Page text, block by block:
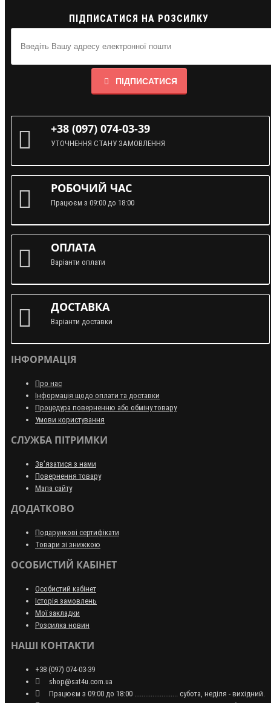
ПІДПИСАТИСЯ НА РОЗСИЛКУ
ПІДПИСАТИСЯ
+38 (097) 074-03-39
УТОЧНЕННЯ СТАНУ ЗАМОВЛЕННЯ
РОБОЧИЙ ЧАС
Працюєм з 09:00 до 18:00
ОПЛАТА
Варіанти оплати
ДОСТАВКА
Варіанти доставки
ІНФОРМАЦІЯ
Про нас
Інформація щодо оплати та доставки
Процедура поверненню або обміну товару
Умови користування
СЛУЖБА ПІТРИМКИ
Зв’язатися з нами
Повернення товару
Мапа сайту
ДОДАТКОВО
Подарункові сертифікати
Товари зі знижкою
ОСОБИСТИЙ КАБІНЕТ
Особистий кабінет
Історія замовлень
Мої закладки
Розсилка новин
НАШІ КОНТАКТИ
+38 (097) 074-03-39
shop@sat4u.com.ua
Працюєм з 09:00 до 18:00 ........................ субота, неділя - вихідний.